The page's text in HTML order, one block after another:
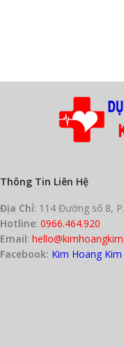
Thông Tin Liên Hệ
Địa Chỉ: 114 Đường số 8,
Hotline: 0966.464.920
Email:
Facebook: Kim Hoang